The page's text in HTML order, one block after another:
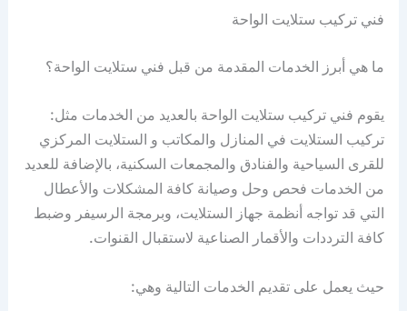
فني تركيب ستلايت الواحة
ما هي أبرز الخدمات المقدمة من قبل فني ستلايت الواحة؟
يقوم فني تركيب ستلايت الواحة بالعديد من الخدمات مثل:
تركيب الستلايت في المنازل والمكاتب و الستلايت المركزي
للقرى السياحية والفنادق والمجمعات السكنية، بالإضافة للعديد
من الخدمات فحص وحل وصيانة كافة المشكلات والأعطال
التي قد تواجه أنظمة جهاز الستلايت، وبرمجة الرسيفر وضبط
كافة الترددات والأقمار الصناعية لاستقبال القنوات.
حيث يعمل على تقديم الخدمات التالية وهي: